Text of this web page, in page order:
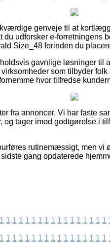
genveje til at
du udforsker e-forretningens
Size_48 forinden du
gavnlige løsninger til
som tilbyder
hvor tilfredse
fra annoncer. Vi har faste
og tager imod godtgørelse i
rutinemæssigt, men vi
gang opdaterede
1 1 1 1 1 1 1 1 1 1 1 1 1 1 1 1 1
1 1 1 1 1 1 1 1 1 1 1 1 1 1 1 1 1